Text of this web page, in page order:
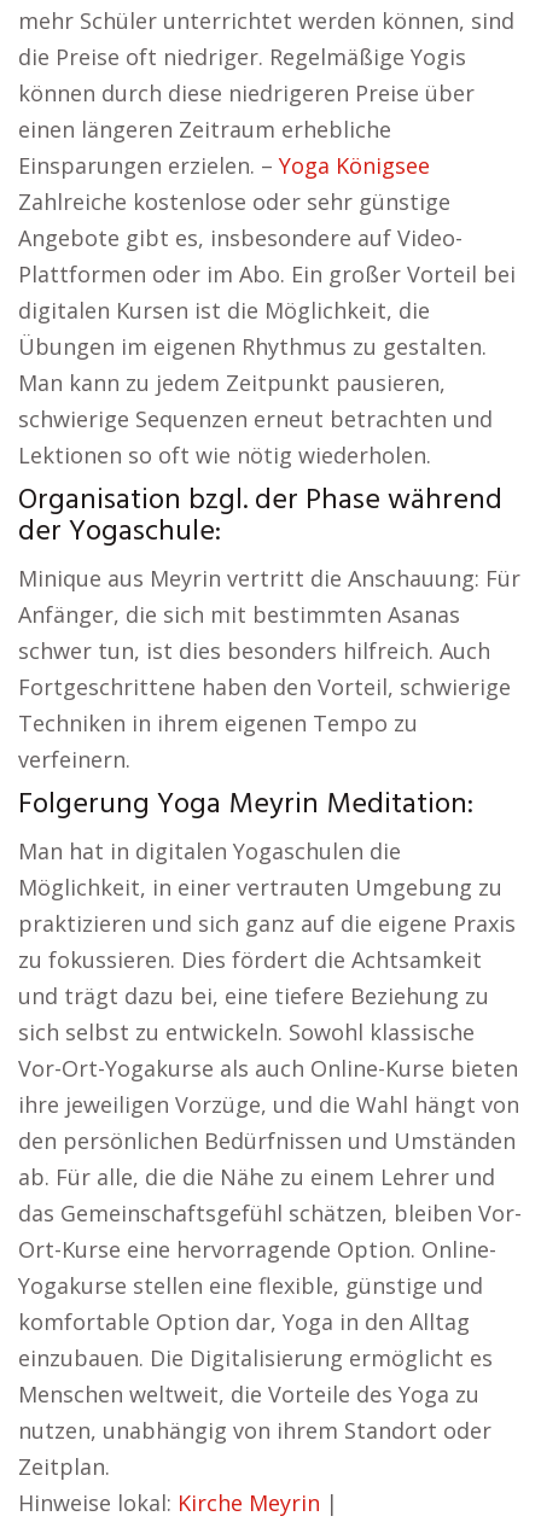
mehr Schüler unterrichtet werden können, sind
die Preise oft niedriger. Regelmäßige Yogis
können durch diese niedrigeren Preise über
einen längeren Zeitraum erhebliche
Einsparungen erzielen. – Yoga Königsee
Zahlreiche kostenlose oder sehr günstige
Angebote gibt es, insbesondere auf Video-
Plattformen oder im Abo. Ein großer Vorteil bei
digitalen Kursen ist die Möglichkeit, die
Übungen im eigenen Rhythmus zu gestalten.
Man kann zu jedem Zeitpunkt pausieren,
schwierige Sequenzen erneut betrachten und
Lektionen so oft wie nötig wiederholen.
Organisation bzgl. der Phase während
der Yogaschule:
Minique aus Meyrin vertritt die Anschauung: Für
Anfänger, die sich mit bestimmten Asanas
schwer tun, ist dies besonders hilfreich. Auch
Fortgeschrittene haben den Vorteil, schwierige
Techniken in ihrem eigenen Tempo zu
verfeinern.
Folgerung Yoga Meyrin Meditation:
Man hat in digitalen Yogaschulen die
Möglichkeit, in einer vertrauten Umgebung zu
praktizieren und sich ganz auf die eigene Praxis
zu fokussieren. Dies fördert die Achtsamkeit
und trägt dazu bei, eine tiefere Beziehung zu
sich selbst zu entwickeln. Sowohl klassische
Vor-Ort-Yogakurse als auch Online-Kurse bieten
ihre jeweiligen Vorzüge, und die Wahl hängt von
den persönlichen Bedürfnissen und Umständen
ab. Für alle, die die Nähe zu einem Lehrer und
das Gemeinschaftsgefühl schätzen, bleiben Vor-
Ort-Kurse eine hervorragende Option. Online-
Yogakurse stellen eine flexible, günstige und
komfortable Option dar, Yoga in den Alltag
einzubauen. Die Digitalisierung ermöglicht es
Menschen weltweit, die Vorteile des Yoga zu
nutzen, unabhängig von ihrem Standort oder
Zeitplan.
Hinweise lokal: Kirche Meyrin |